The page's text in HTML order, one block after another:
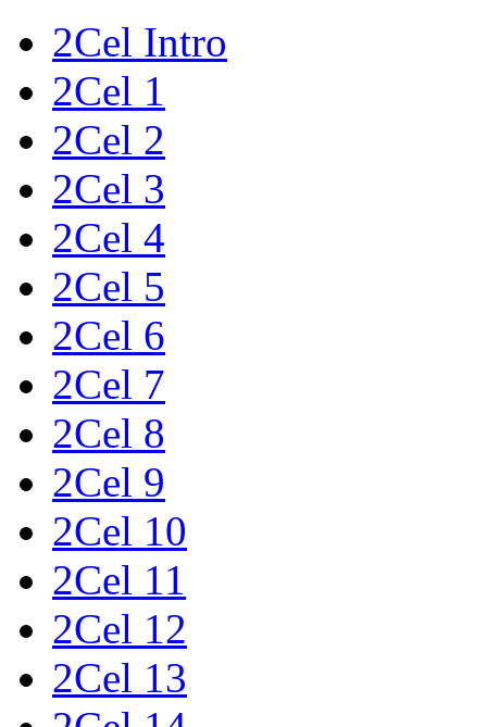
2Cel Intro
2Cel 1
2Cel 2
2Cel 3
2Cel 4
2Cel 5
2Cel 6
2Cel 7
2Cel 8
2Cel 9
2Cel 10
2Cel 11
2Cel 12
2Cel 13